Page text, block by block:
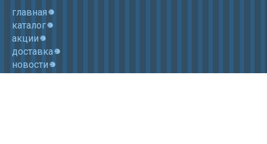
главная
каталог
акции
доставка
новости